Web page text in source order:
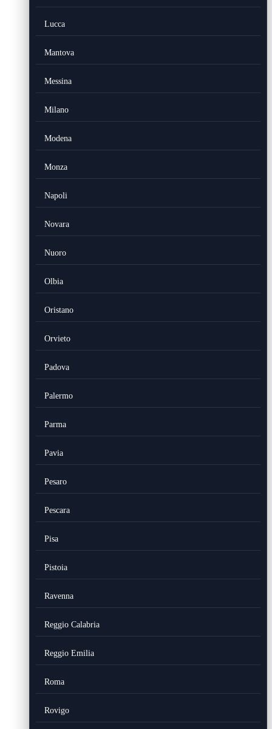
Lucca
Mantova
Messina
Milano
Modena
Monza
Napoli
Novara
Nuoro
Olbia
Oristano
Orvieto
Padova
Palermo
Parma
Pavia
Pesaro
Pescara
Pisa
Pistoia
Ravenna
Reggio Calabria
Reggio Emilia
Roma
Rovigo